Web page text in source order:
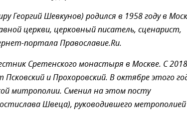
Георгий Шевкунов) родился в 1958 году в
церкви, церковный писатель, сценарист,
портала Православие.Ru.
Сретенского монастыря в Москве. С
и Прохоровский. В октябре этого
митрополии. Сменил на этом посту
Швеца), руководившего метрополией